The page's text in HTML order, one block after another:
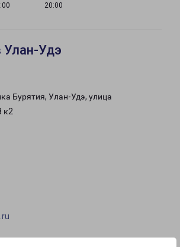
20:00
Удэ
Бурятия, Улан-Удэ, улица
к2